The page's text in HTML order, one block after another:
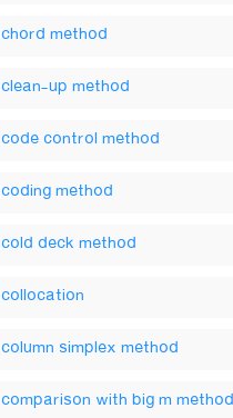
chord method
clean-up method
code control method
coding method
cold deck method
collocation
column simplex method
comparison with big m method